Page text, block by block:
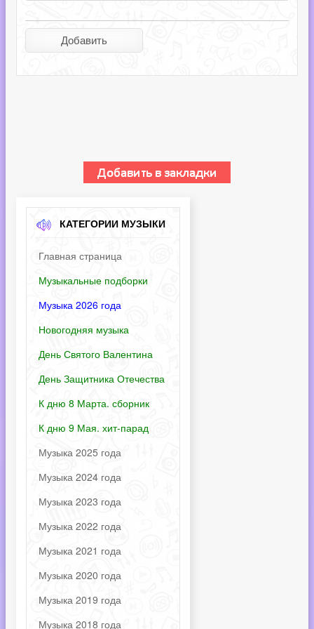
КАТЕГОРИИ МУЗЫКИ
Главная страница
Музыкальные подборки
Музыка 2026 года
Новогодняя музыка
День Святого Валентина
День Защитника Отечества
К дню 8 Марта. сборник
К дню 9 Мая. хит-парад
Музыка 2025 года
Музыка 2024 года
Музыка 2023 года
Музыка 2022 года
Музыка 2021 года
Музыка 2020 года
Музыка 2019 года
Музыка 2018 года